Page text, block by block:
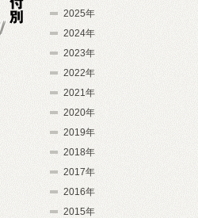
2025年
2024年
2023年
2022年
2021年
2020年
2019年
2018年
2017年
2016年
2015年